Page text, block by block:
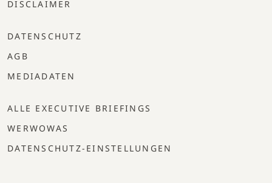
DISCLAIMER
DATENSCHUTZ
AGB
MEDIADATEN
ALLE EXECUTIVE BRIEFINGS
WERWOWAS
DATENSCHUTZ-EINSTELLUNGEN